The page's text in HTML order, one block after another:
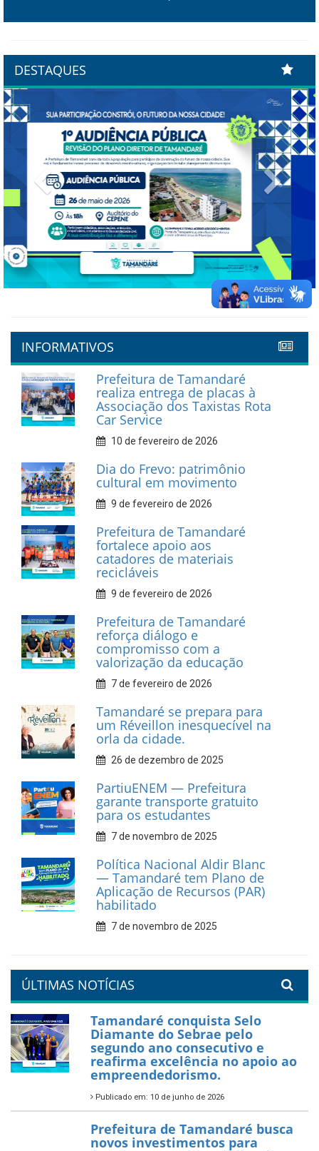
DESTAQUES
Previous Next
INFORMATIVOS
Prefeitura de Tamandaré
realiza entrega de placas à
Associação dos Taxistas Rota
Car Service
10 de fevereiro de 2026
Dia do Frevo: patrimônio
cultural em movimento
9 de fevereiro de 2026
Prefeitura de Tamandaré
fortalece apoio aos
catadores de materiais
recicláveis
9 de fevereiro de 2026
Prefeitura de Tamandaré
reforça diálogo e
compromisso com a
valorização da educação
7 de fevereiro de 2026
orla da cidade.
PartiuENEM — Prefeitura
garante transporte gratuito
para os estudantes
7 de novembro de 2025
Política Nacional Aldir Blanc
— Tamandaré tem Plano de
Aplicação de Recursos (PAR)
habilitado